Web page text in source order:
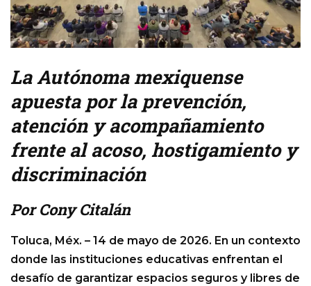
La Autónoma mexiquense
apuesta por la prevención,
atención y acompañamiento
frente al acoso, hostigamiento y
discriminación
Por Cony Citalán
Toluca, Méx. – 14 de mayo de 2026. En un contexto
donde las instituciones educativas enfrentan el
desafío de garantizar espacios seguros y libres de